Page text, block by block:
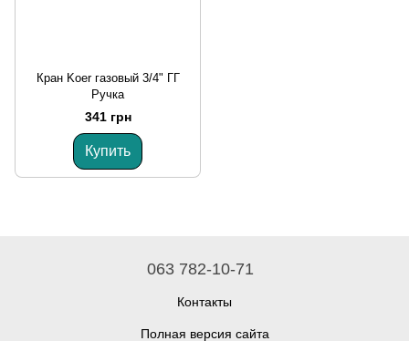
Кран Koer газовый 3/4" ГГ
Ручка
341 грн
Купить
063 782-10-71
Контакты
Полная версия сайта